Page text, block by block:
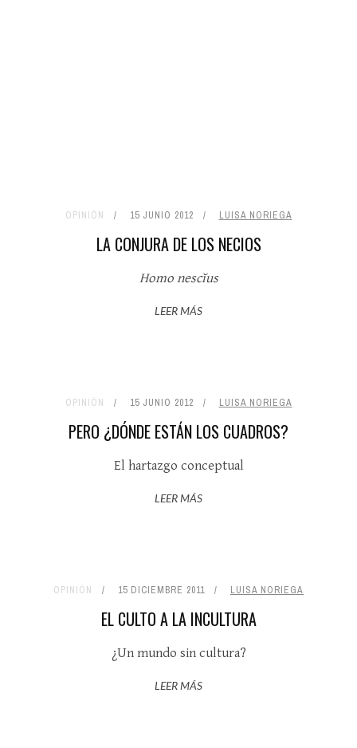
OPINIÓN 15 JUNIO 2012 LUISA NORIEGA
LA CONJURA DE LOS NECIOS
Homo nescĭus
LEER MÁS
OPINIÓN 15 JUNIO 2012 LUISA NORIEGA
PERO ¿DÓNDE ESTÁN LOS CUADROS?
El hartazgo conceptual
LEER MÁS
OPINIÓN 15 DICIEMBRE 2011 LUISA NORIEGA
EL CULTO A LA INCULTURA
¿Un mundo sin cultura?
LEER MÁS